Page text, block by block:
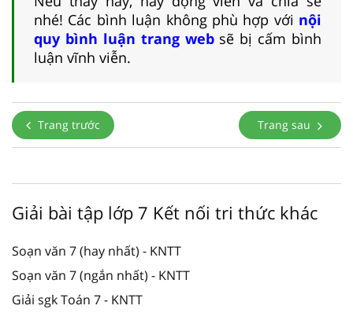
nhé! Các bình luận không phù hợp với nội
quy bình luận trang websẽ bị cấm bình
luận vĩnh viễn.
Trang trước Trang sau
Giải bài tập lớp 7 Kết nối tri thức khác
Soạn văn 7 (hay nhất) - KNTT
Soạn văn 7 (ngắn nhất) - KNTT
Giải sgk Toán 7 - KNTT